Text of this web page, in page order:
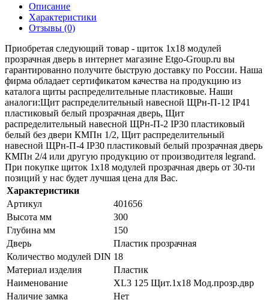
Описание
Характеристики
Отзывы (0)
Приобретая следующий товар - щиток 1х18 модулей
прозрачная дверь в интернет магазине Etgo-Group.ru вы
гарантированно получите быструю доставку по России. Наша
фирма обладает сертификатом качества на продукцию из
каталога щиты распределительные пластиковые. Наши
аналоги:Щит распределительный навесной ЩРн-П-12 IP41
пластиковый белый прозрачная дверь, Щит
распределительный навесной ЩРн-П-2 IP30 пластиковый
белый без двери КМПн 1/2, Щит распределительный
навесной ЩРн-П-4 IP30 пластиковый белый прозрачная дверь
КМПн 2/4 или другую продукцию от производителя legrand.
При покупке щиток 1х18 модулей прозрачная дверь от 30-ти
позиций у нас будет лучшая цена для Вас.
Характеристики
Артикул
401656
Высота мм
300
Глубина мм
150
Дверь
Пластик прозрачная
Количество модулей DIN 18
Материал изделия
Пластик
Наименование
XL3 125 Щит.1х18 Мод.прозр.двр
Наличие замка
Нет